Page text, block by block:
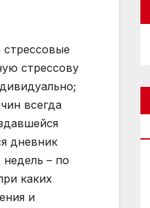
стрессову
всегда
дневник
– по
каких
и